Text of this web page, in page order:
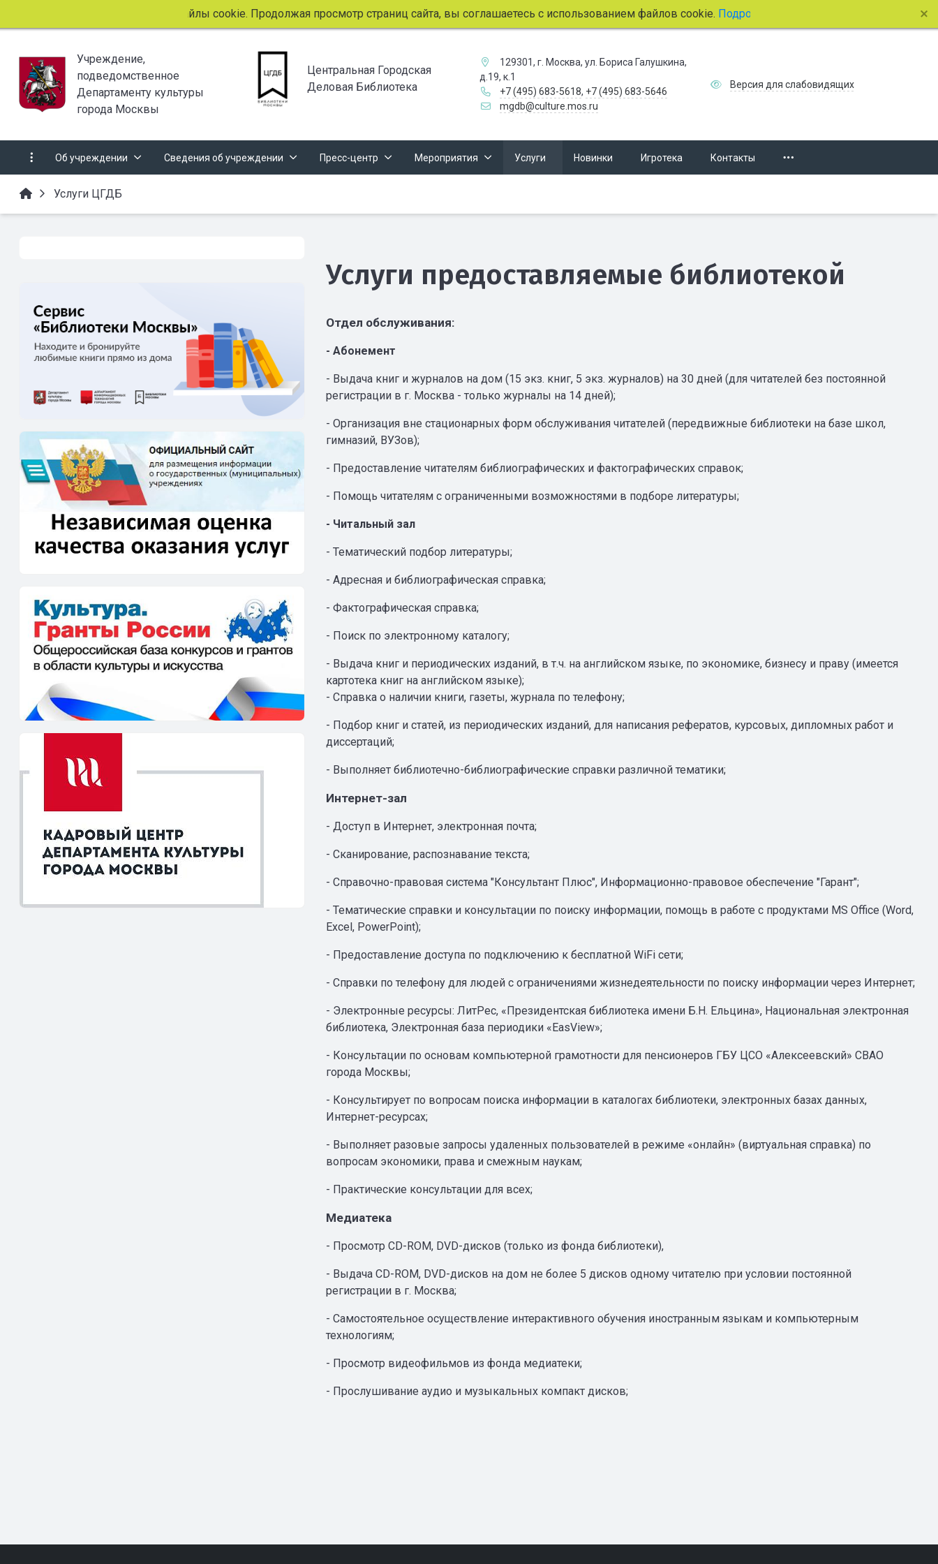
Этот сайт использует файлы cookie. Продолжая просмотр страниц сайта, вы соглашаетесь с использованием файлов cookie.Подробнее.
Учреждение,
подведомственное
Департаменту культуры
города Москвы
Центральная Городская
Деловая Библиотека
129301, г. Москва, ул. Бориса Галушкина,
д.19, к.1
+7 (495) 683-5618, +7 (495) 683-5646
mgdb@culture.mos.ru
Версия для слабовидящих
Об учреждении Сведения об учреждении Пресс-центр Мероприятия Услуги Новинки Игротека Контакты
Услуги ЦГДБ
Услуги предоставляемые библиотекой
Отдел обслуживания:
- Абонемент
- Выдача книг и журналов на дом (15 экз. книг, 5 экз. журналов) на 30 дней (для читателей без постоянной
регистрации в г. Москва - только журналы на 14 дней);
- Организация вне стационарных форм обслуживания читателей (передвижные библиотеки на базе школ,
гимназий, ВУЗов);
- Предоставление читателям библиографических и фактографических справок;
- Помощь читателям с ограниченными возможностями в подборе литературы;
- Читальный зал
- Тематический подбор литературы;
- Адресная и библиографическая справка;
- Фактографическая справка;
- Поиск по электронному каталогу;
- Выдача книг и периодических изданий, в т.ч. на английском языке, по экономике, бизнесу и праву (имеется
картотека книг на английском языке);
- Справка о наличии книги, газеты, журнала по телефону;
- Подбор книг и статей, из периодических изданий, для написания рефератов, курсовых, дипломных работ и
диссертаций;
- Выполняет библиотечно-библиографические справки различной тематики;
Интернет-зал
- Доступ в Интернет, электронная почта;
- Сканирование, распознавание текста;
- Справочно-правовая система "Консультант Плюс", Информационно-правовое обеспечение "Гарант";
- Тематические справки и консультации по поиску информации, помощь в работе с продуктами MS Office (Word,
Excel, PowerPoint);
- Предоставление доступа по подключению к бесплатной WiFi сети;
- Справки по телефону для людей с ограничениями жизнедеятельности по поиску информации через Интернет;
- Электронные ресурсы: ЛитРес, «Президентская библиотека имени Б.Н. Ельцина», Национальная электронная
библиотека, Электронная база периодики «EasView»;
- Консультации по основам компьютерной грамотности для пенсионеров ГБУ ЦСО «Алексеевский» СВАО
города Москвы;
- Консультирует по вопросам поиска информации в каталогах библиотеки, электронных базах данных,
Интернет-ресурсах;
- Выполняет разовые запросы удаленных пользователей в режиме «онлайн» (виртуальная справка) по
вопросам экономики, права и смежным наукам;
- Практические консультации для всех;
Медиатека
- Просмотр CD-ROM, DVD-дисков (только из фонда библиотеки),
- Выдача CD-ROM, DVD-дисков на дом не более 5 дисков одному читателю при условии постоянной
регистрации в г. Москва;
- Самостоятельное осуществление интерактивного обучения иностранным языкам и компьютерным
технологиям;
- Просмотр видеофильмов из фонда медиатеки;
- Прослушивание аудио и музыкальных компакт дисков;